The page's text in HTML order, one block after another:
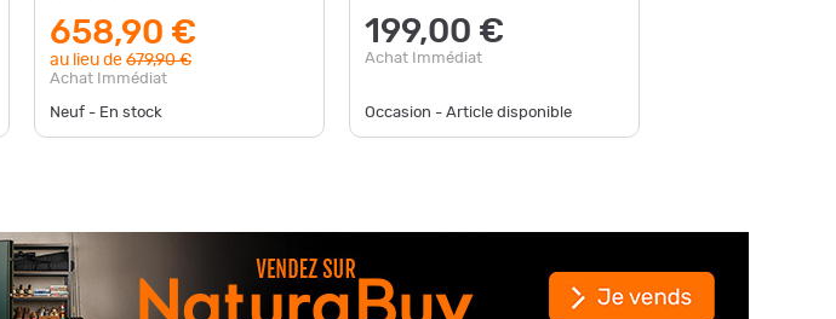
658,90 €
au lieu de 679,90 €
Achat Immédiat
Neuf - En stock
199,00 €
Achat Immédiat
Occasion - Article disponible